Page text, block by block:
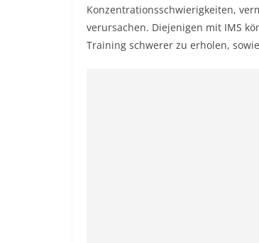
Konzentrationsschwierigkeiten,
verursachen. Diejenigen mit IMS
Training schwerer zu erholen,